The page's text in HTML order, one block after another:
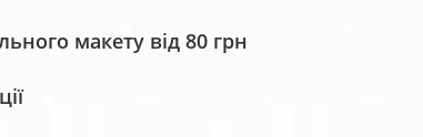
макету від 80 грн